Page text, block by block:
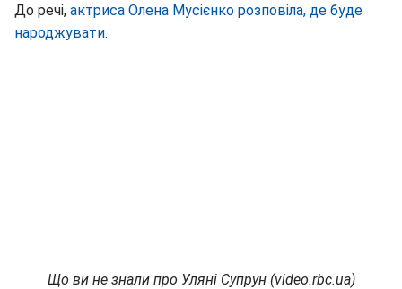
До речі, актриса Олена Мусієнко розповіла, де буде
народжувати.
Що ви не знали про Уляні Супрун (video.rbc.ua)